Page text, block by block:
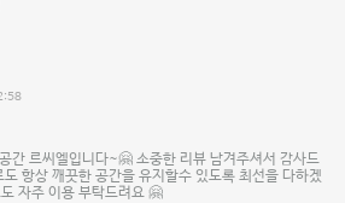
간 르씨엘입니다~🤗 소중한 리뷰 남겨주셔서 감사드
항상 깨끗한 공간을 유지할수 있도록 최선을 다하겠
자주 이용 부탁드려요 🤗